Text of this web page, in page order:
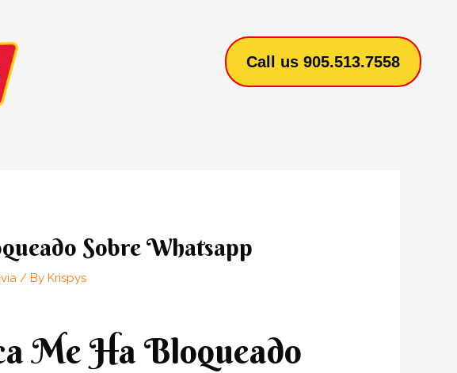
Call us 905.513.7558
Sobre Whatsapp
/ ByKrispys
Me Ha Bloqueado